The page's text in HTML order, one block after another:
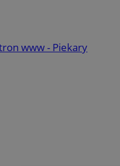
www - Piekary